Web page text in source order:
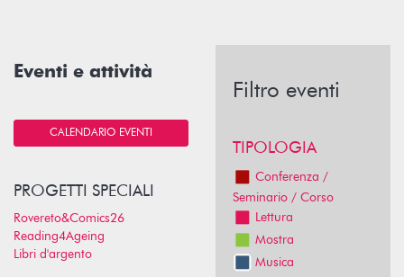
Eventi e attività
CALENDARIO EVENTI
PROGETTI SPECIALI
Rovereto&Comics26
Reading4Ageing
Libri d'argento
Filtro eventi
TIPOLOGIA
Conferenza /
Seminario / Corso
Lettura
Mostra
Musica